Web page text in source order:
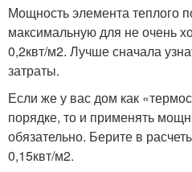
Мощность элемента теплого
максимальную для не очень
0,2квт/м2. Лучше сначала
затраты.
Если же у вас дом как
порядке, то и применять
обязательно. Берите в
0,15квт/м2.